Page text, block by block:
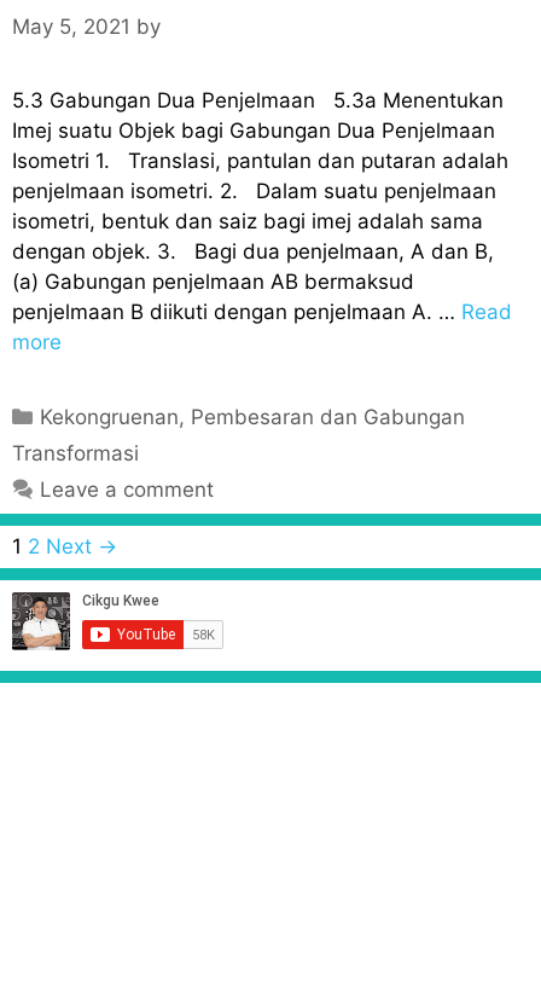
s
May 5, 2021 by
5.3 Gabungan Dua Penjelmaan 5.3a Menentukan
Imej suatu Objek bagi Gabungan Dua Penjelmaan
Isometri 1. Translasi, pantulan dan putaran adalah
penjelmaan isometri. 2. Dalam suatu penjelmaan
isometri, bentuk dan saiz bagi imej adalah sama
dengan objek. 3. Bagi dua penjelmaan, A dan B,
(a) Gabungan penjelmaan AB bermaksud
penjelmaan B diikuti dengan penjelmaan A. … Read
more
C
a
e
g
o
r
i
e
s
Kekongruenan, Pembesaran dan Gabungan
Transformasi
Leave a comment
P
o
s
t
n
1 2 Next →